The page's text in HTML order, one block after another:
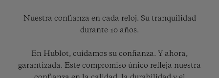
Nuestra confianza en cada reloj. Su tranquilidad
durante 10 años.
En Hublot, cuidamos su confianza. Y ahora,
garantizada. Este compromiso único refleja nuestra